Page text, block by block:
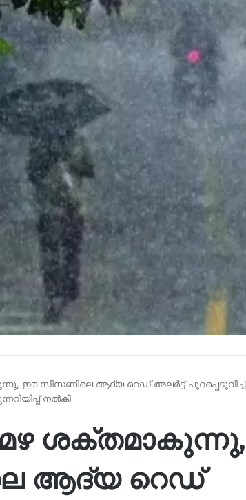
ഈ സീസണിലെ ആദ്യ റെഡ് അലർട്ട് പുറപ്പെടുവിച്ച്
നൽകി
ശക്തമാകുന്നു,
ആദ്യ റെഡ്